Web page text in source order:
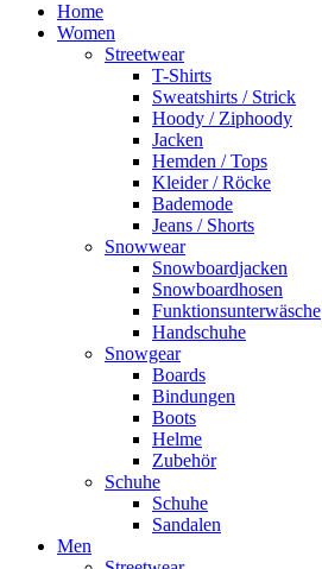
Home
Women
Streetwear
T-Shirts
Sweatshirts / Strick
Hoody / Ziphoody
Jacken
Hemden / Tops
Kleider / Röcke
Bademode
Jeans / Shorts
Snowwear
Snowboardjacken
Snowboardhosen
Funktionsunterwäsche
Handschuhe
Snowgear
Boards
Bindungen
Boots
Helme
Zubehör
Schuhe
Schuhe
Sandalen
Men